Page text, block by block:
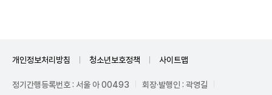
개인정보처리방침 청소년보호정책 사이트맵
정기간행등록번호 : 서울 아 00493 회장·발행인 : 곽영길